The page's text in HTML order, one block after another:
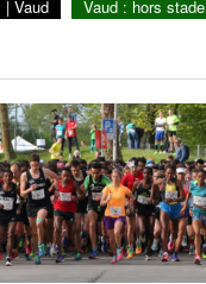
D’ATHLE.CH !
D’ATHLE.CH !
?
AIGLE
| GENÈVE
| JURA
| VAUD
| Vaud
Vaud : hors stade